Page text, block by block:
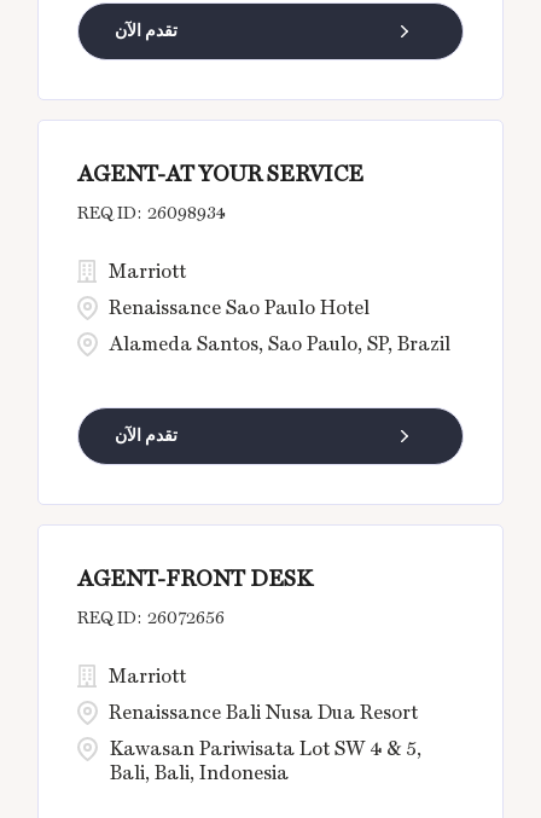
تقدم الآن
AGENT-AT YOUR SERVICE
26098934
Alameda Santos, Sao Paulo, SP, Brazil
Marriott
Renaissance Sao Paulo Hotel
تقدم الآن
AGENT-FRONT DESK
26072656
Kawasan Pariwisata Lot SW 4 & 5,
Bali, Bali, Indonesia
Marriott
Renaissance Bali Nusa Dua Resort